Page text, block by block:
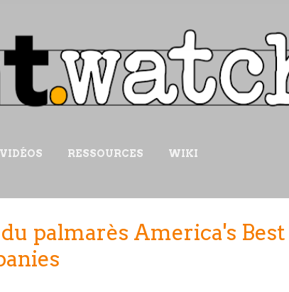
VIDÉOS RESSOURCES WIKI
palmarès America's Best